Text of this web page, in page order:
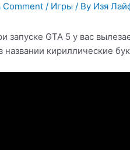
Comment / Игры / By Изя
запуске GTA 5 у вас
названии кириллические